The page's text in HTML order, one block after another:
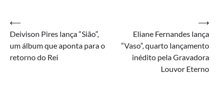
Navegação
de
Post
⟵
Deivison Pires lança “Sião”,
um álbum que aponta para o
retorno do Rei
Eliane Fernandes lança
“Vaso”, quarto lançamento
inédito pela Gravadora
Louvor Eterno
⟶